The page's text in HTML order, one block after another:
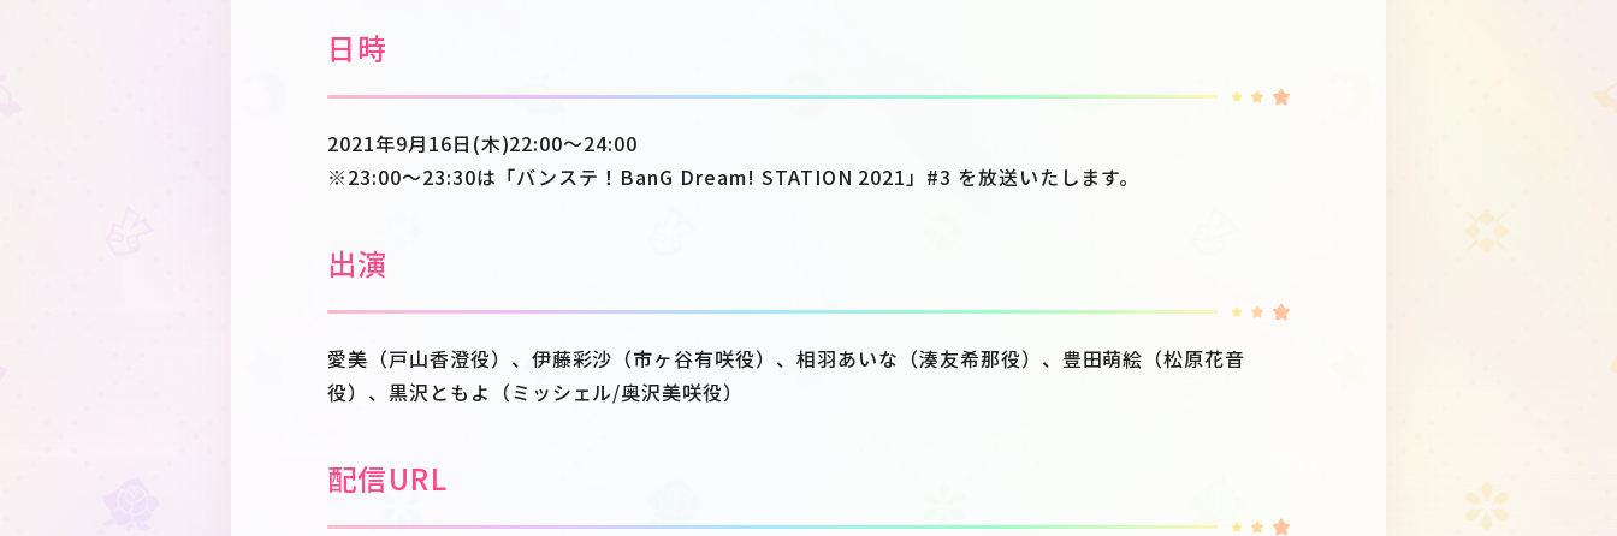
日時
2021年9月16日(木)22:00～24:00
※23:00～23:30は「バンステ！BanG Dream! STATION 2021」#3 を放送いたします。
出演
愛美（戸山香澄役）、伊藤彩沙（市ヶ谷有咲役）、相羽あいな（湊友希那役）、豊田萌絵（松原花音
役）、黒沢ともよ（ミッシェル/奥沢美咲役）
配信URL